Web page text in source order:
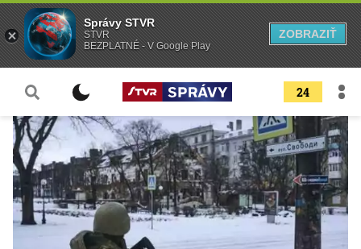
24
Správy STVR
STVR
BEZPLATNÉ - V Google Play
ZOBRAZIŤ